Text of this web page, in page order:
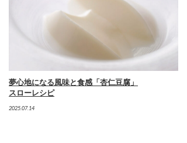
夢心地になる風味と食感「杏仁豆腐」
スローレシピ
2025.07.14